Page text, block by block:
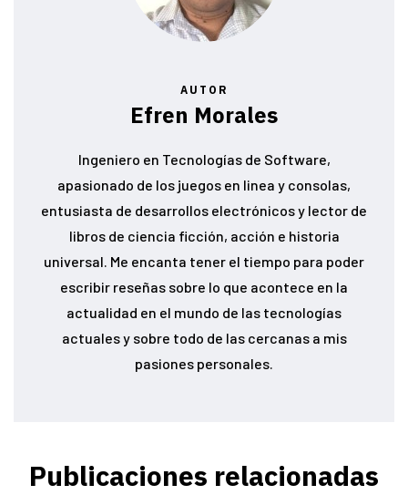
AUTOR
Efren Morales
Ingeniero en Tecnologías de Software,
apasionado de los juegos en linea y consolas,
entusiasta de desarrollos electrónicos y lector de
libros de ciencia ficción, acción e historia
universal. Me encanta tener el tiempo para poder
escribir reseñas sobre lo que acontece en la
actualidad en el mundo de las tecnologías
actuales y sobre todo de las cercanas a mis
pasiones personales.
Publicaciones relacionadas